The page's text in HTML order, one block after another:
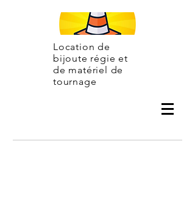
Location de
bijoute régie et
de matériel de
tournage